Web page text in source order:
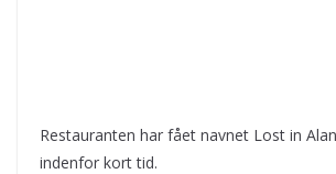
Restauranten har fået navnet Lost in
indenfor kort tid.